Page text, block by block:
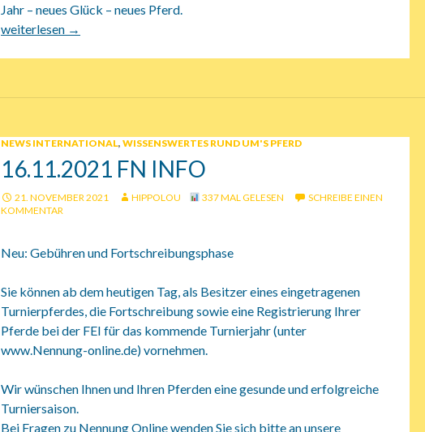
Jahr – neues Glück – neues Pferd.
22.01.2022 Auktion in Verden
weiterlesen →
NEWS INTERNATIONAL, WISSENSWERTES RUND UM'S PFERD
16.11.2021 FN INFO
21. NOVEMBER 2021 HIPPOLOU 337 MAL GELESEN
SCHREIBE EINEN
KOMMENTAR
Neu: Gebühren und Fortschreibungsphase
Sie können ab dem heutigen Tag, als Besitzer eines eingetragenen
Turnierpferdes, die Fortschreibung sowie eine Registrierung Ihrer
Pferde bei der FEI für das kommende Turnierjahr (unter
www.Nennung-online.de) vornehmen.
Wir wünschen Ihnen und Ihren Pferden eine gesunde und erfolgreiche
Turniersaison.
Bei Fragen zu Nennung Online wenden Sie sich bitte an unsere